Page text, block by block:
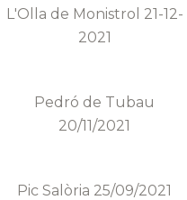
L'Olla de Monistrol 21-12-
2021
Pedró de Tubau
20/11/2021
Pic Salòria 25/09/2021